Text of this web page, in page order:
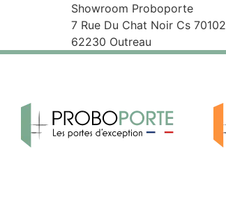
Showroom Proboporte
7 Rue Du Chat Noir Cs 70102
62230 Outreau